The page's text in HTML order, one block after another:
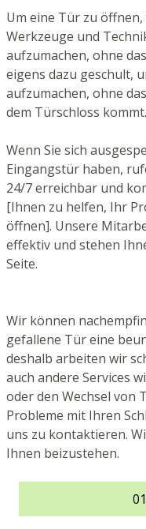
Um eine Tür zu
Werkzeuge und
aufzumachen, ohne
eigens dazu geschult,
aufzumachen, ohne
dem Türschloss kommt.
Wenn Sie sich
Eingangstür haben,
24/7 erreichbar und
[Ihnen zu helfen, Ihr
öffnen]. Unsere
effektiv und stehen
Seite.
Wir können
gefallene Tür eine
deshalb arbeiten wir
auch andere Services
oder den Wechsel von
Probleme mit Ihren
uns zu kontaktieren.
Ihnen beizustehen.